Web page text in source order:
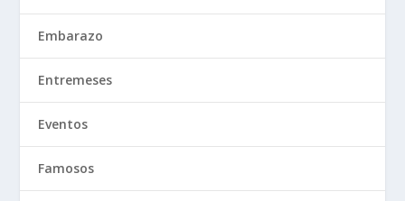
Embarazo
Entremeses
Eventos
Famosos